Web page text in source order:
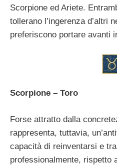
Scorpione ed Ariete.
tollerano l’ingerenza d’altri
preferiscono portare avanti
Scorpione – Toro
Forse attratto dalla
rappresenta, tuttavia,
capacità di reinventarsi e
professionalmente, rispetto